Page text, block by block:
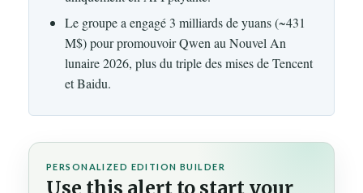
Le groupe a engagé 3 milliards de yuans (~431
M$) pour promouvoir Qwen au Nouvel An
lunaire 2026, plus du triple des mises de Tencent
et Baidu.
PERSONALIZED EDITION BUILDER
Use this alert to start your